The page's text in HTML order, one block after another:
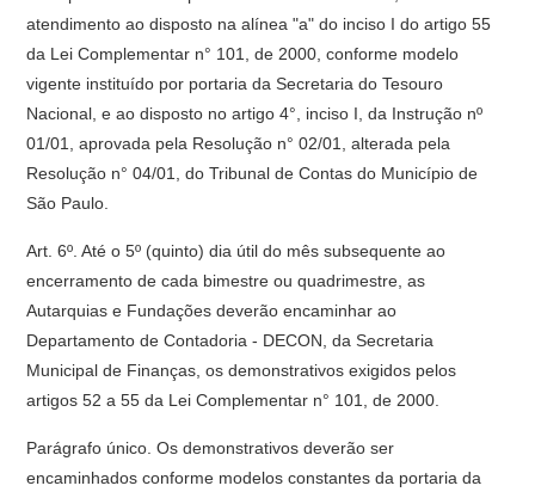
atendimento ao disposto na alínea "a" do inciso I do artigo 55
da Lei Complementar n° 101, de 2000, conforme modelo
vigente instituído por portaria da Secretaria do Tesouro
Nacional, e ao disposto no artigo 4°, inciso I, da Instrução nº
01/01, aprovada pela Resolução n° 02/01, alterada pela
Resolução n° 04/01, do Tribunal de Contas do Município de
São Paulo.
Art. 6º. Até o 5º (quinto) dia útil do mês subsequente ao
encerramento de cada bimestre ou quadrimestre, as
Autarquias e Fundações deverão encaminhar ao
Departamento de Contadoria - DECON, da Secretaria
Municipal de Finanças, os demonstrativos exigidos pelos
artigos 52 a 55 da Lei Complementar n° 101, de 2000.
Parágrafo único. Os demonstrativos deverão ser
encaminhados conforme modelos constantes da portaria da